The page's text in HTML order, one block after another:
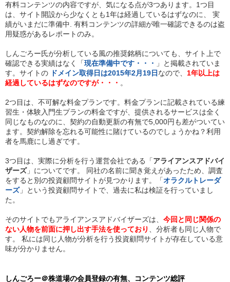
有料コンテンツの内容ですが、気になる点が3つあります。1つ目
は、サイト開設から少なくとも1年は経過しているはずなのに、 実
績がいまだに準備中. 有料コンテンツの詳細が唯一確認できるのは盗
用疑惑があるレポートのみ。
しんごろー氏が分析している風の推奨銘柄についても、サイト上で
確認できる実績はなく「現在準備中です・・・
」と掲載されていま
す。サイトの ドメイン取得日は2015年2月19日 なので、 1年以上は
経過しているはずなのですが・・・ 。
2つ目は、不可解な料金プランです。料金プランに記載されている練
習生・体験入門生プランの料金ですが、提供されるサービスは全く
同じなものなのに、契約の自動更新の有無で5,000円も差がついてい
ます。契約解除を忘れる可能性に賭けているのでしょうかね？利用
者を馬鹿にし過ぎです。
3つ目は、実際に分析を行う運営会社である「アライアンスアドバイ
ザーズ」についてです。 同社の名前に聞き覚えがあったため、調査
をすると別の投資顧問サイトが見つかります。「オラクルトレーダ
ーズ」という投資顧問サイトで、過去に私は検証を行っていまし
た。
そのサイトでもアライアンスアドバイザーズは、 今回と同じ関係の
ない人物を前面に押し出す手法を使っており
、分析者も同じ人物で
す。 私には同じ人物が分析を行う投資顧問サイトが存在している意
味が分かりません。
しんごろー＠株道場の会員登録の有無、コンテンツ総評